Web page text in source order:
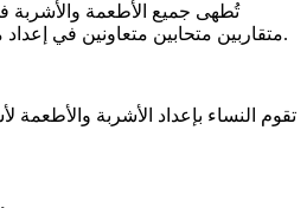
متقاربين متحابين متعاونين في إعداد موائدهم وأطعمتهم في المناسبات الاجتماعية الكبيرة كالأعياد، والزواجات، والمآتم، وحفلات الختان، واستقبال الضيوف وإكرامهم، وغيرها من الأنشطة الاجتماعية الترفيهية.